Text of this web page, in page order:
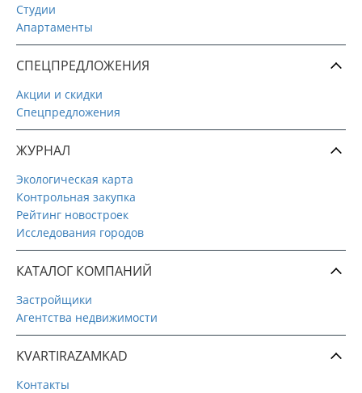
Студии
Апартаменты
СПЕЦПРЕДЛОЖЕНИЯ
Акции и скидки
Спецпредложения
ЖУРНАЛ
Экологическая карта
Контрольная закупка
Рейтинг новостроек
Исследования городов
КАТАЛОГ КОМПАНИЙ
Застройщики
Агентства недвижимости
KVARTIRAZAMKAD
Контакты